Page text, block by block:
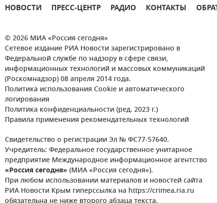
НОВОСТИ ПРЕСС-ЦЕНТР РАДИО КОНТАКТЫ
© 2026 МИА «Россия сегодня»
Сетевое издание РИА Новости зарегистрировано в
Федеральной службе по надзору в сфере связи,
информационных технологий и массовых коммуникаций
(Роскомнадзор) 08 апреля 2014 года.
Политика использования Cookie и автоматического
логирования
Политика конфиденциальности (ред. 2023 г.)
Правила применения рекомендательных технологий
Свидетельство о регистрации Эл № ФС77-57640.
Учредитель: Федеральное государственное унитарное
предприятие Международное информационное агентство
«Россия сегодня» (МИА «Россия сегодня»).
При любом использовании материалов и новостей сайта
РИА Новости Крым гиперссылка на https://crimea.ria.ru